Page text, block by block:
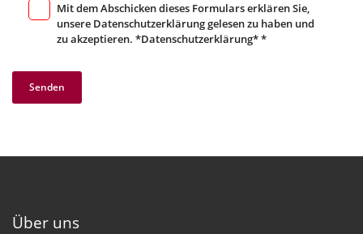
Mit dem Abschicken dieses Formulars erklären Sie,
unsere Datenschutzerklärung gelesen zu haben und
zu akzeptieren. *Datenschutzerklärung**
Senden
Über uns